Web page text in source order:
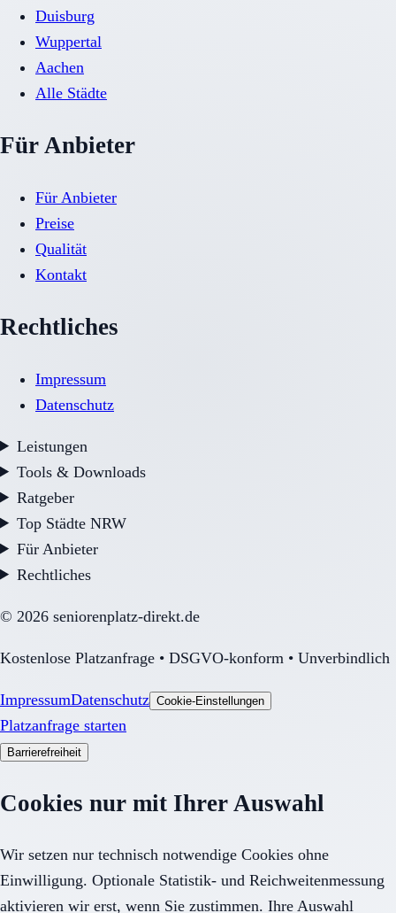
Duisburg
Wuppertal
Aachen
Alle Städte
Für Anbieter
Für Anbieter
Preise
Qualität
Kontakt
Rechtliches
Impressum
Datenschutz
Leistungen
Tools & Downloads
Ratgeber
Top Städte NRW
Für Anbieter
Rechtliches
© 2026 seniorenplatz-direkt.de
Kostenlose Platzanfrage • DSGVO-konform • Unverbindlich
ImpressumDatenschutz Cookie-Einstellungen
Platzanfrage starten
Barrierefreiheit
Cookies nur mit Ihrer Auswahl
Wir setzen nur technisch notwendige Cookies ohne
Einwilligung. Optionale Statistik- und Reichweitenmessung
aktivieren wir erst, wenn Sie zustimmen. Ihre Auswahl